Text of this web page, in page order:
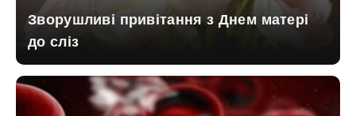
Зворушливі привітання з Днем матері
до сліз